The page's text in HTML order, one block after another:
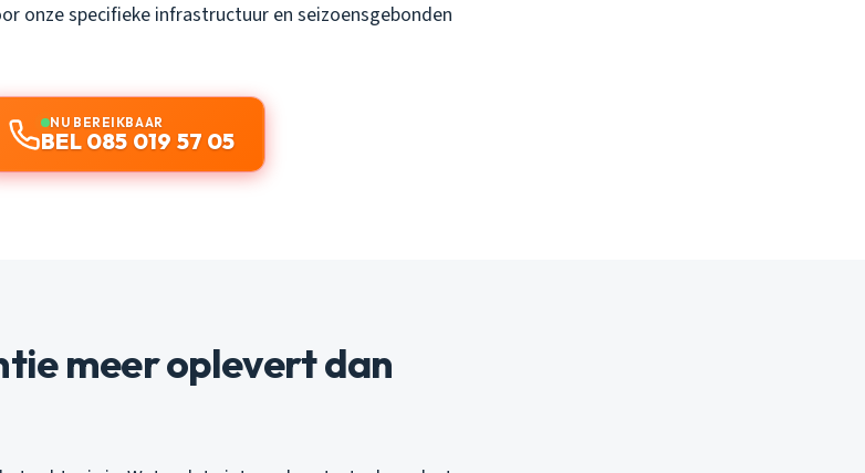
onze specifieke infrastructuur en seizoensgebonden
NU BEREIKBAAR
BEL 085 019 57 05
meer oplevert dan